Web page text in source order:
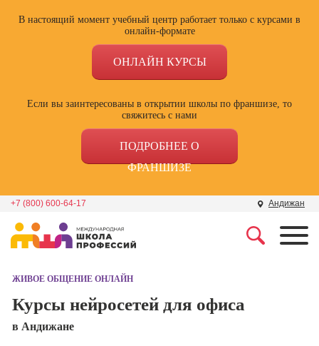
В настоящий момент учебный центр работает только с курсами в
онлайн-формате
ОНЛАЙН КУРСЫ
Если вы заинтересованы в открытии школы по франшизе, то
свяжитесь с нами
ПОДРОБНЕЕ О
ФРАНШИЗЕ
+7 (800) 600-64-17 Андижан
Школа дизайна
поисковой
ЖИВОЕ ОБЩЕНИЕ ОНЛАЙН
Курсы нейросетей для офиса
в Андижане